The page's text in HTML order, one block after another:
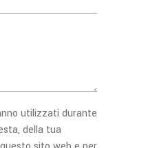
utilizzati durante
della tua